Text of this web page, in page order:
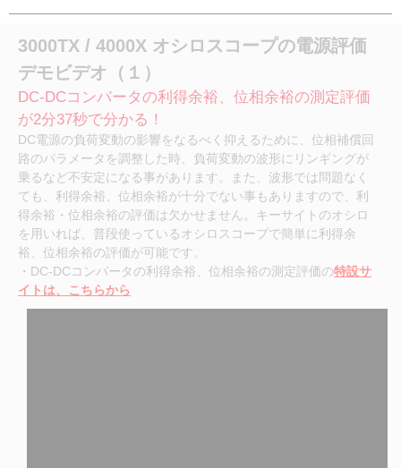
3000TX / 4000X オシロスコープの電源評価
デモビデオ（１）
DC-DCコンバータの利得余裕、位相余裕の測定評価
が2分37秒で分かる！
DC電源の負荷変動の影響をなるべく抑えるために、位相補償回
路のパラメータを調整した時、負荷変動の波形にリンギングが
乗るなど不安定になる事があります。また、波形では問題なく
ても、利得余裕、位相余裕が十分でない事もありますので、利
得余裕・位相余裕の評価は欠かせません。キーサイトのオシロ
を用いれば、普段使っているオシロスコープで簡単に利得余
裕、位相余裕の評価が可能です。
・DC-DCコンバータの利得余裕、位相余裕の測定評価の特設サ
イトは、こちらから